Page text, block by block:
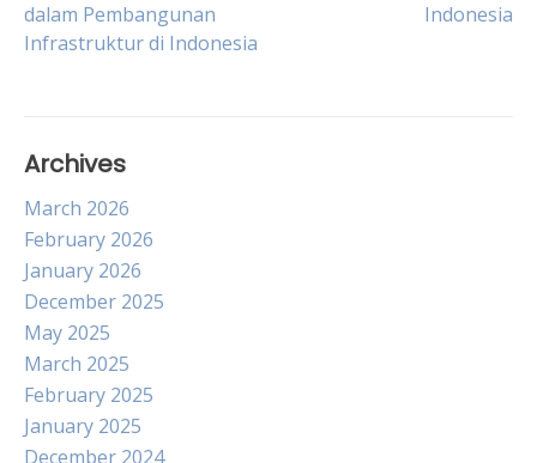
navigation
dalam Pembangunan
Infrastruktur di Indonesia
Indonesia
Archives
March 2026
February 2026
January 2026
December 2025
May 2025
March 2025
February 2025
January 2025
December 2024